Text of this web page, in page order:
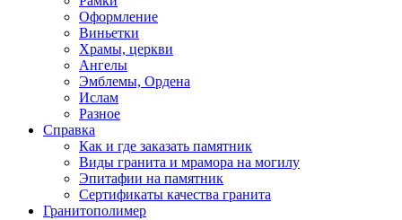
Оформление
Виньетки
Храмы, церкви
Ангелы
Эмблемы, Ордена
Ислам
Разное
Справка
Как и где заказать памятник
Виды гранита и мрамора на могилу
Эпитафии на памятник
Сертификаты качества гранита
Гранитополимер